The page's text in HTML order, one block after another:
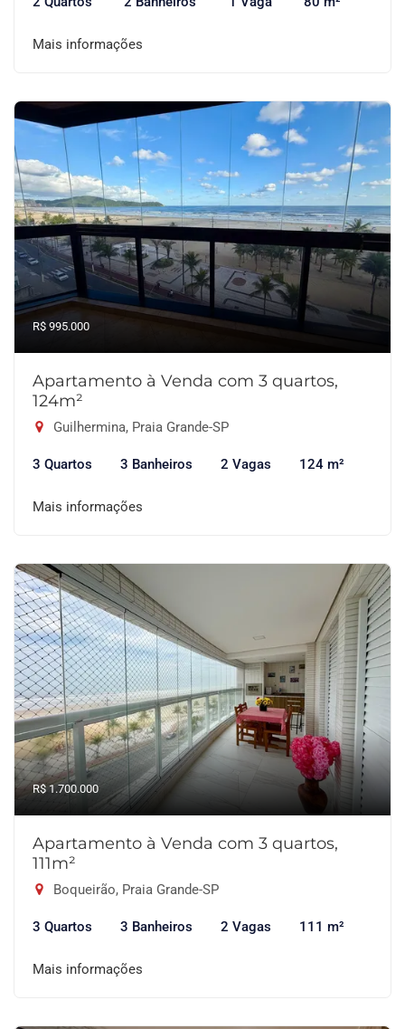
Mais informações
R$ 995.000
Apartamento à Venda com 3 quartos,
124m²
Guilhermina, Praia Grande-SP
3 Quartos 3 Banheiros 2 Vagas 124 m²
Mais informações
R$ 1.700.000
Apartamento à Venda com 3 quartos,
111m²
Boqueirão, Praia Grande-SP
3 Quartos 3 Banheiros 2 Vagas 111 m²
Mais informações